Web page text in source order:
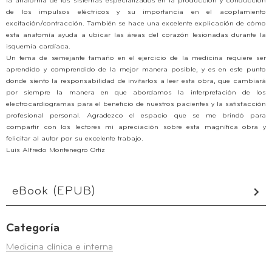
de los impulsos eléctricos y su importancia en el acoplamiento
excitación/contracción. También se hace una excelente explicación de cómo
esta anatomía ayuda a ubicar las áreas del corazón lesionadas durante la
isquemia cardíaca.
Un tema de semejante tamaño en el ejercicio de la medicina requiere ser
aprendido y comprendido de la mejor manera posible, y es en este punto
donde siento la responsabilidad de invitarlos a leer esta obra, que cambiará
por siempre la manera en que abordamos la interpretación de los
electrocardiogramas para el beneficio de nuestros pacientes y la satisfacción
profesional personal. Agradezco el espacio que se me brindó para
compartir con los lectores mi apreciación sobre esta magnífica obra y
felicitar al autor por su excelente trabajo.
Luis Alfredo Montenegro Ortiz
eBook (EPUB)
Categoría
Medicina clínica e interna